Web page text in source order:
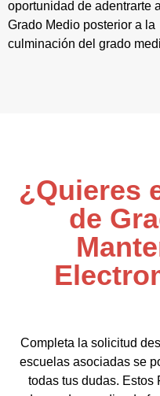
oportunidad de adentrarte
Grado Medio posterior a la
culminación del grado
¿Quieres
de
Completa la solicitud
escuelas asociadas se
todas tus dudas. Estos